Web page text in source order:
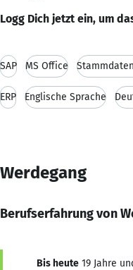
Logg Dich jetzt ein, um
SAP MS Office
ERP Englische Sprache
Werdegang
Berufserfahrung von
Bis heute 19 Jahre